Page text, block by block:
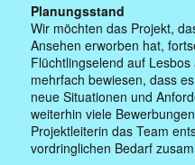
Planungsstand
Wir möchten das Projekt,
Ansehen erworben hat,
Flüchtlingselend auf
mehrfach bewiesen, dass
neue Situationen und
weiterhin viele
Projektleiterin das Team
vordringlichen Bedarf